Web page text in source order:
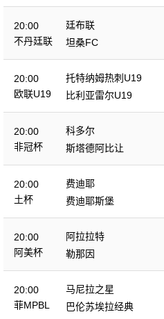
20:00
不丹廷联
廷布联
坦桑FC
20:00
欧联U19
托特纳姆热刺U19
比利亚雷尔U19
20:00
非冠杯
科多尔
斯塔德阿比让
20:00
土杯
费迪耶
费迪耶斯堡
20:00
阿美杯
阿拉拉特
勒那因
20:00
菲MPBL
马尼拉之星
巴伦苏埃拉经典